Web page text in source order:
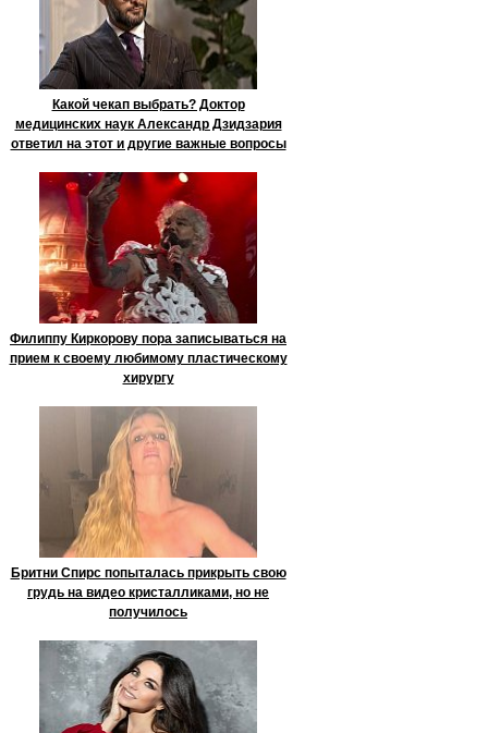
Какой чекап выбрать? Доктор
медицинских наук Александр Дзидзария
ответил на этот и другие важные вопросы
Филиппу Киркорову пора записываться на
прием к своему любимому пластическому
хирургу
Бритни Спирс попыталась прикрыть свою
грудь на видео кристалликами, но не
получилось